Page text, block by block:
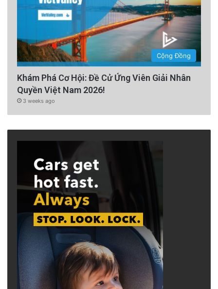
Cộng Đồng
Khám Phá Cơ Hội: Đề Cử Ứng Viên Giải Nhân
Quyền Việt Nam 2026!
3 weeks ago